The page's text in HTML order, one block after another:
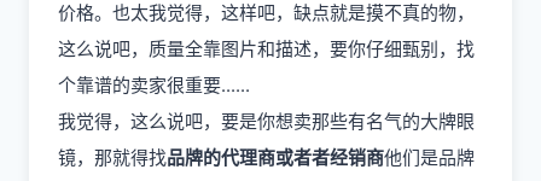
价格。也太我觉得，这样吧，缺点就是摸不真的物，
这么说吧，质量全靠图片和描述，要你仔细甄别，找
个靠谱的卖家很重要......
我觉得，这么说吧，要是你想卖那些有名气的大牌眼
镜，那就得找品牌的代理商或者者经销商他们是品牌